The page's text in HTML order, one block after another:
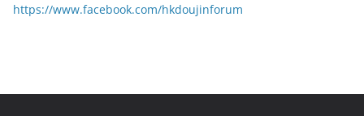
https://www.facebook.com/hkdoujinforum